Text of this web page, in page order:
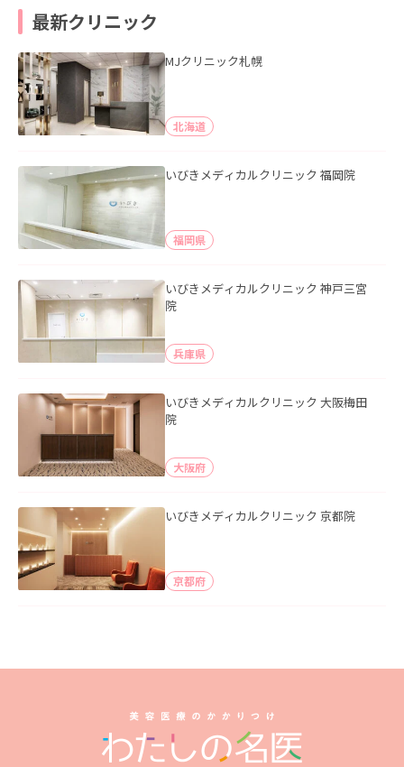
最新クリニック
MJクリニック札幌
北海道
いびきメディカルクリニック 福岡院
福岡県
いびきメディカルクリニック 神戸三宮
院
兵庫県
いびきメディカルクリニック 大阪梅田
院
大阪府
いびきメディカルクリニック 京都院
京都府